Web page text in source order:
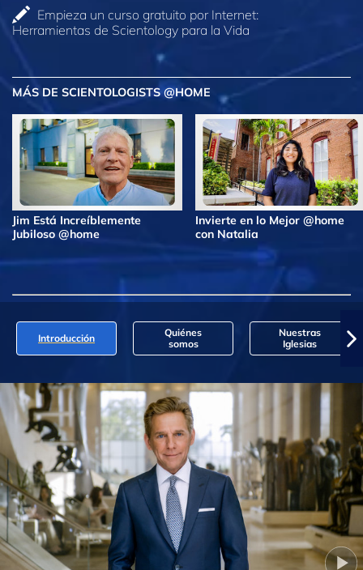
Empieza un curso gratuito por Internet:
Herramientas de Scientology para la Vida
MÁS DE SCIENTOLOGISTS @HOME
Jim Está Increíblemente
Jubiloso @home
Invierte en lo Mejor @home
con Natalia
Introducción
Quiénes
somos
Nuestras
Iglesias